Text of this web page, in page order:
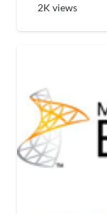
2K views